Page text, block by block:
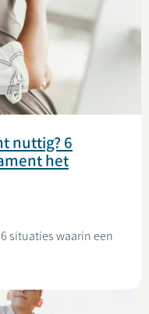
nuttig? 6
het
situaties waarin een